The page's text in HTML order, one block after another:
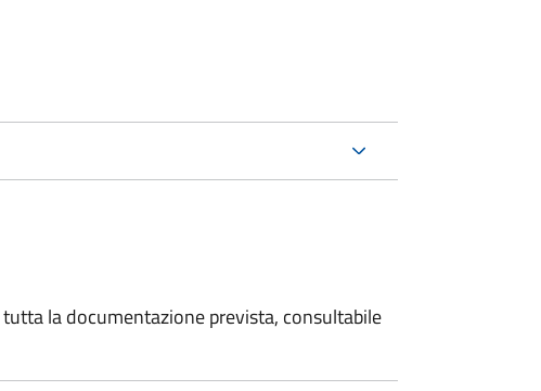
la documentazione prevista, consultabile